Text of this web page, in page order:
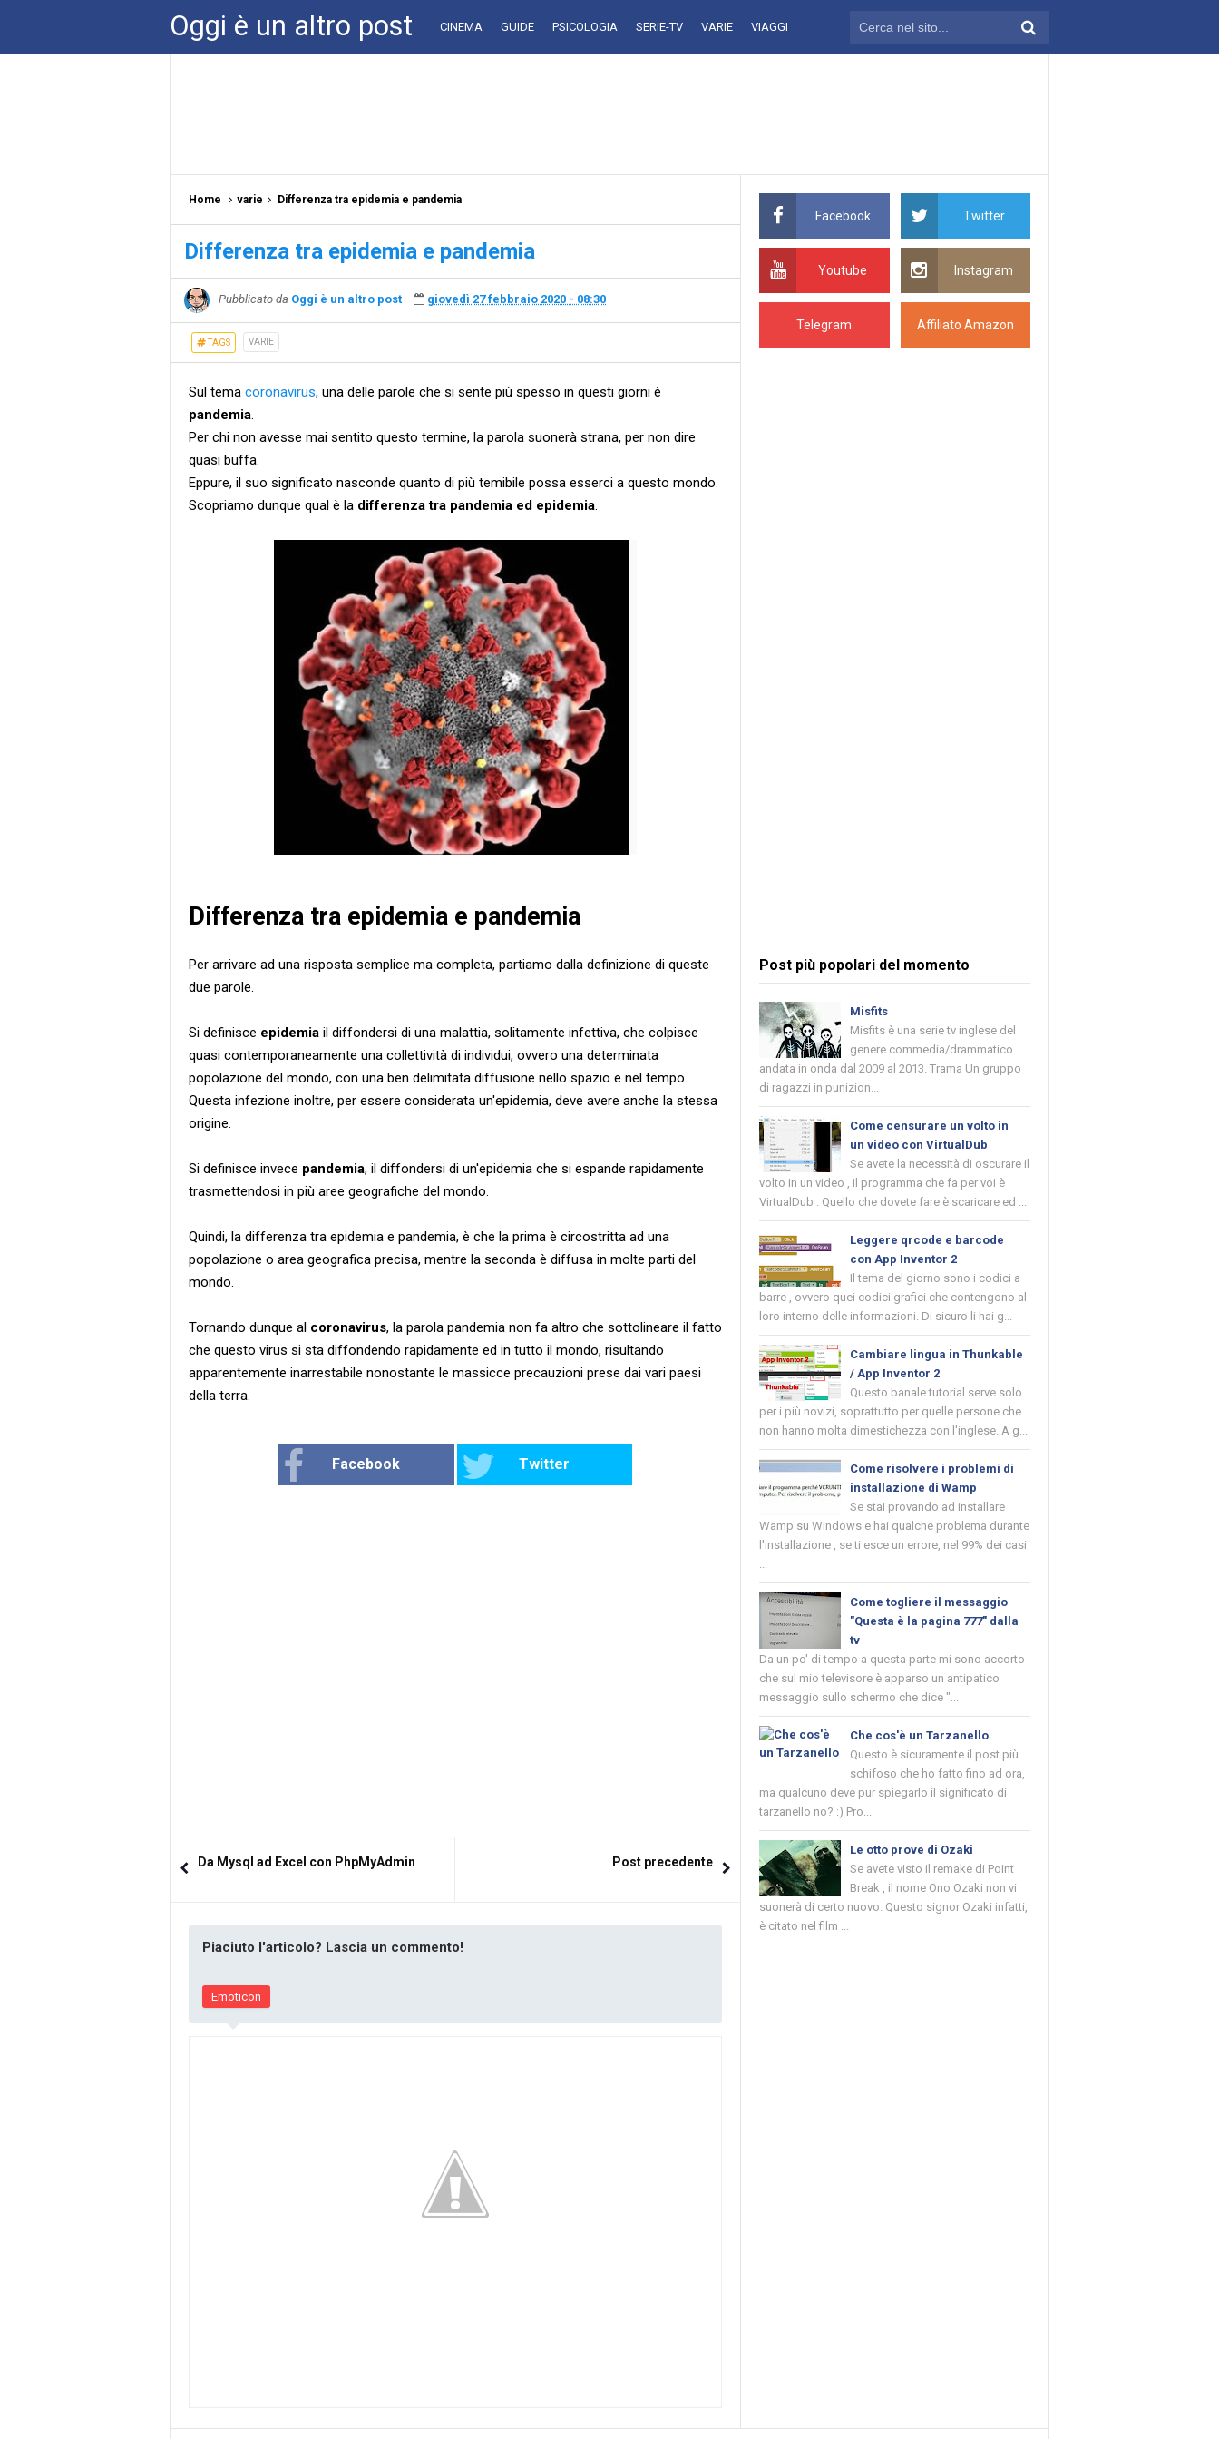
Oggi è un altro post CINEMA GUIDE PSICOLOGIA SERIE-TV VARIE VIAGGI
Home varie Differenza tra epidemia e pandemia
Differenza tra epidemia e pandemia
Pubblicato da Oggi è un altro post giovedì 27 febbraio 2020 - 08:30
TAGS VARIE
Sul tema coronavirus, una delle parole che si sente più spesso in questi giorni è
pandemia.
Per chi non avesse mai sentito questo termine, la parola suonerà strana, per non dire
quasi buffa.
Eppure, il suo significato nasconde quanto di più temibile possa esserci a questo mondo.
Scopriamo dunque qual è la differenza tra pandemia ed epidemia.
Differenza tra epidemia e pandemia
Per arrivare ad una risposta semplice ma completa, partiamo dalla definizione di queste
due parole.
Si definisce epidemia il diffondersi di una malattia, solitamente infettiva, che colpisce
quasi contemporaneamente una collettività di individui, ovvero una determinata
popolazione del mondo, con una ben delimitata diffusione nello spazio e nel tempo.
Questa infezione inoltre, per essere considerata un'epidemia, deve avere anche la stessa
origine.
Si definisce invece pandemia, il diffondersi di un'epidemia che si espande rapidamente
trasmettendosi in più aree geografiche del mondo.
Quindi, la differenza tra epidemia e pandemia, è che la prima è circostritta ad una
popolazione o area geografica precisa, mentre la seconda è diffusa in molte parti del
mondo.
Tornando dunque al coronavirus, la parola pandemia non fa altro che sottolineare il fatto
che questo virus si sta diffondendo rapidamente ed in tutto il mondo, risultando
apparentemente inarrestabile nonostante le massicce precauzioni prese dai vari paesi
della terra.
Facebook Twitter
Da Mysql ad Excel con PhpMyAdmin Post precedente
Piaciuto l'articolo? Lascia un commento!
Emoticon
Facebook Twitter
Youtube Instagram
Telegram Affiliato Amazon
Post più popolari del momento
Misfits
Misfits è una serie tv inglese del
genere commedia/drammatico
andata in onda dal 2009 al 2013. Trama Un gruppo
di ragazzi in punizion...
Come censurare un volto in
un video con VirtualDub
Se avete la necessità di oscurare il
volto in un video , il programma che fa per voi è
VirtualDub . Quello che dovete fare è scaricare ed ...
Leggere qrcode e barcode
con App Inventor 2
Il tema del giorno sono i codici a
barre , ovvero quei codici grafici che contengono al
loro interno delle informazioni. Di sicuro li hai g...
Cambiare lingua in Thunkable
/ App Inventor 2
Questo banale tutorial serve solo
per i più novizi, soprattutto per quelle persone che
non hanno molta dimestichezza con l'inglese. A g...
Come risolvere i problemi di
installazione di Wamp
Se stai provando ad installare
Wamp su Windows e hai qualche problema durante
l'installazione , se ti esce un errore, nel 99% dei casi
...
Come togliere il messaggio
"Questa è la pagina 777" dalla
tv
Da un po' di tempo a questa parte mi sono accorto
che sul mio televisore è apparso un antipatico
messaggio sullo schermo che dice "...
Che cos'è un Tarzanello
Questo è sicuramente il post più
schifoso che ho fatto fino ad ora,
ma qualcuno deve pur spiegarlo il significato di
tarzanello no? :) Pro...
Le otto prove di Ozaki
Se avete visto il remake di Point
Break , il nome Ono Ozaki non vi
suonerà di certo nuovo. Questo signor Ozaki infatti,
è citato nel film ...